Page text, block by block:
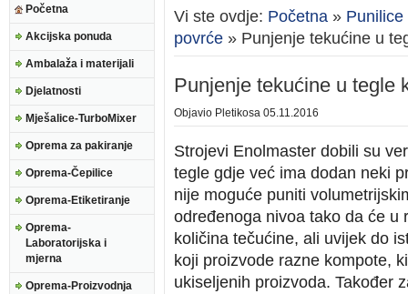
Početna
Akcijska ponuda
Ambalaža i materijali
Djelatnosti
Mješalice-TurboMixer
Oprema za pakiranje
Oprema-Čepilice
Oprema-Etiketiranje
Oprema-
Laboratorijska i
mjerna
Oprema-Proizvodnja
Vi ste ovdje: Početna »
povrće » Punjenje tekućine u
Punjenje tekućine u tegle
Objavio Pletikosa 05.11.2016
Strojevi Enolmaster dobili su
tegle gdje već ima dodan neki
nije moguće puniti
određenoga nivoa tako da će u
količina tečućine, ali uvijek do
koji proizvode razne kompote,
ukiseljenih proizvoda. Također